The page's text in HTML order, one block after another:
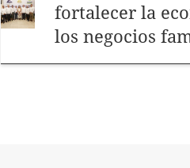
fortalecer la
los negocios